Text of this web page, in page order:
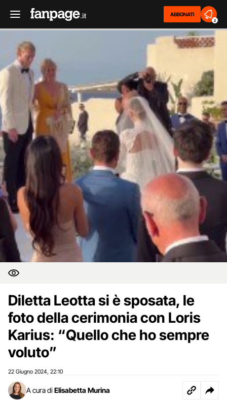
ABBONATI
2
Diletta Leotta si è sposata, le
foto della cerimonia con Loris
Karius: “Quello che ho sempre
voluto”
22 Giugno 2024 22:10
A cura di Elisabetta Murina